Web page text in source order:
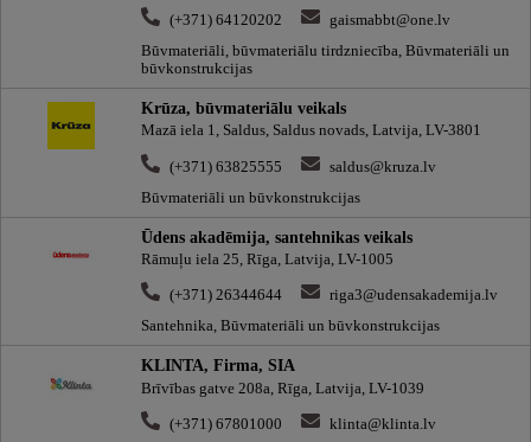
(+371) 64120202
gaismabbt@one.lv
Būvmateriāli, būvmateriālu tirdzniecība, Būvmateriāli un
būvkonstrukcijas
Krūza, būvmateriālu veikals
Mazā iela 1, Saldus, Saldus novads, Latvija, LV-3801
(+371) 63825555
saldus@kruza.lv
Būvmateriāli un būvkonstrukcijas
Ūdens akadēmija, santehnikas veikals
Rāmuļu iela 25, Rīga, Latvija, LV-1005
(+371) 26344644
riga3@udensakademija.lv
Santehnika, Būvmateriāli un būvkonstrukcijas
KLINTA, Firma, SIA
Brīvības gatve 208a, Rīga, Latvija, LV-1039
(+371) 67801000
klinta@klinta.lv